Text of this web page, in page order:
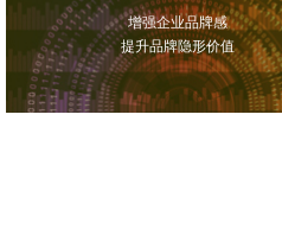
增强企业品牌感
提升品牌隐形价值